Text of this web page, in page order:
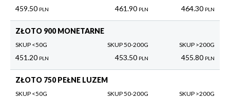
459.50 PLN 461.90 PLN 464.30 PLN
ZŁOTO 900 MONETARNE
SKUP <50G
451.20 PLN
SKUP 50-200G
453.50 PLN
SKUP >200G
455.80 PLN
ZŁOTO 750 PEŁNE LUZEM
SKUP <50G SKUP 50-200G SKUP >200G